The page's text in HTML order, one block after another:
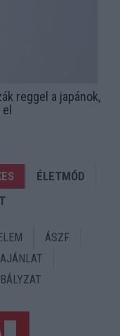
reggel a japánok,
el
ÉLETMÓD
ÁSZF